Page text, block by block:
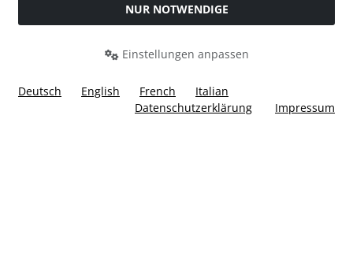
WiderrufsformularNUR NOTWENDIGE
Einstellungen anpassen
Deutsch English French
Italian
Datenschutzerklärung
Impressum